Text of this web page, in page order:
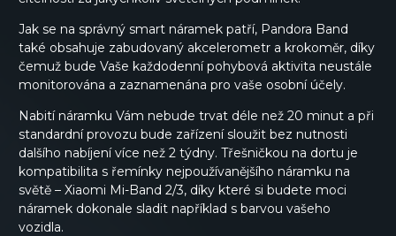
Jak se na správný smart náramek patří, Pandora Band
také obsahuje zabudovaný akcelerometr a krokoměr, díky
čemuž bude Vaše každodenní pohybová aktivita neustále
monitorována a zaznamenána pro vaše osobní účely.
Nabití náramku Vám nebude trvat déle než 20 minut a při
standardní provozu bude zařízení sloužit bez nutnosti
dalšího nabíjení více než 2 týdny. Třešničkou na dortu je
kompatibilita s řemínky nejpoužívanějšího náramku na
světě – Xiaomi Mi-Band 2/3, díky které si budete moci
náramek dokonale sladit například s barvou vašeho
vozidla.